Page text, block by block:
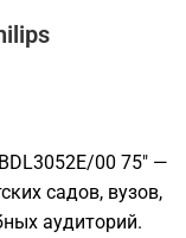
00 75″ —
садов, вузов,
аудиторий.